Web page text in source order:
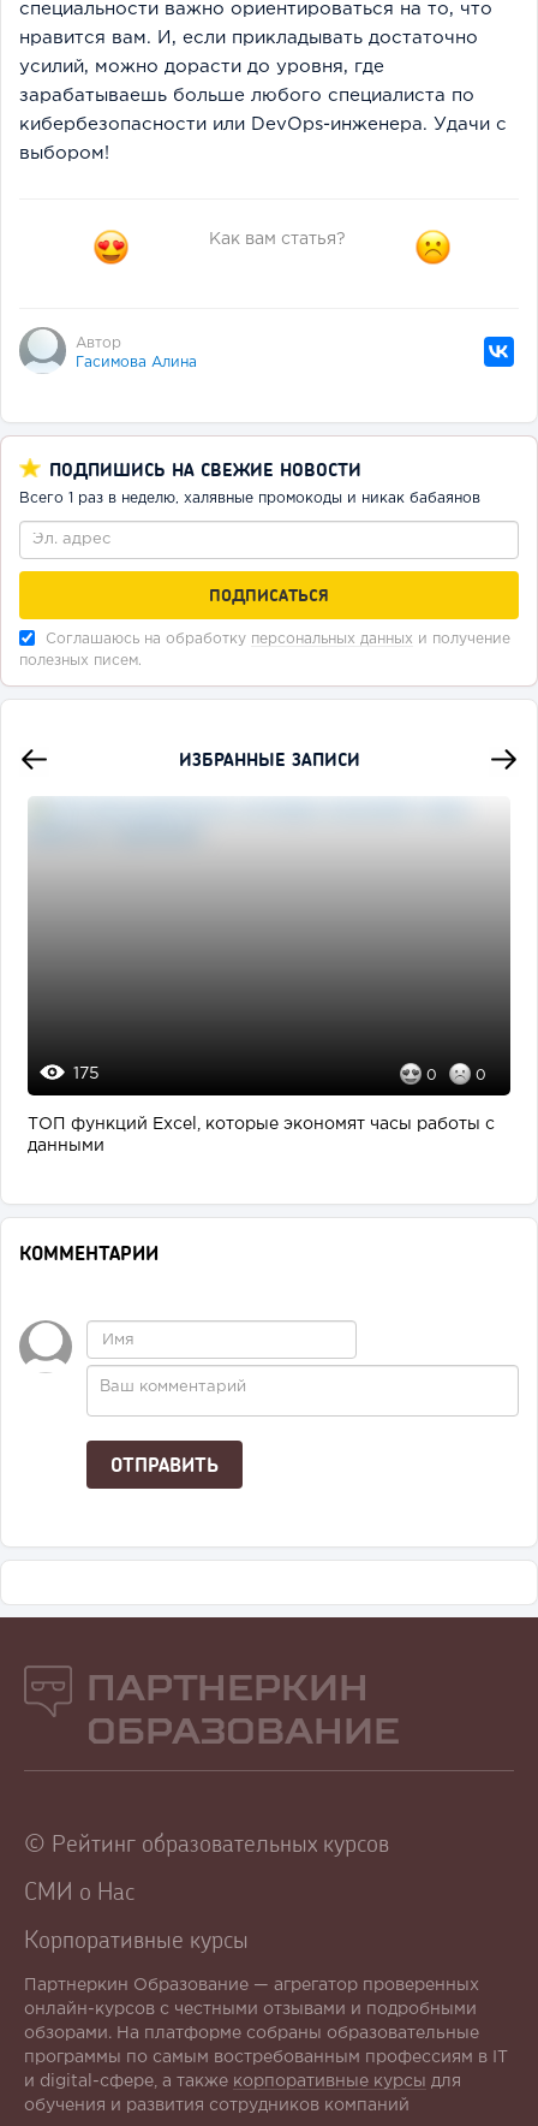
специальности важно ориентироваться на то, что
нравится вам. И, если прикладывать достаточно
усилий, можно дорасти до уровня, где
зарабатываешь больше любого специалиста по
кибербезопасности или DevOps-инженера. Удачи с
выбором!
Как вам статья?
Автор
Гасимова Алина
ПОДПИШИСЬ НА СВЕЖИЕ НОВОСТИ
Всего 1 раз в неделю, халявные промокоды и никак бабаянов
Соглашаюсь на обработку персональных данных и получение
полезных писем.
ИЗБРАННЫЕ ЗАПИСИ
175 0 0
ТОП функций Excel, которые экономят часы работы с
данными
КОММЕНТАРИИ
Партнеркин
Образование
© Рейтинг образовательных курсов
СМИ о Нас
Корпоративные курсы
Партнеркин Образование — агрегатор проверенных
онлайн-курсов с честными отзывами и подробными
обзорами. На платформе собраны образовательные
программы по самым востребованным профессиям в IT
и digital-сфере, а также корпоративные курсы для
обучения и развития сотрудников компаний